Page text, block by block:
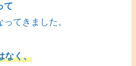
て
ってきました。
なく、